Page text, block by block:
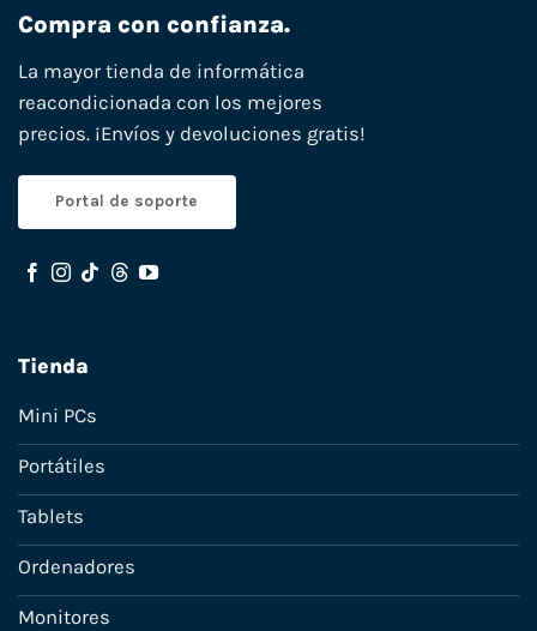
Compra con confianza.
La mayor tienda de informática
reacondicionada con los mejores
precios. ¡Envíos y devoluciones gratis!
Portal de soporte
Tienda
Mini PCs
Portátiles
Tablets
Ordenadores
Monitores